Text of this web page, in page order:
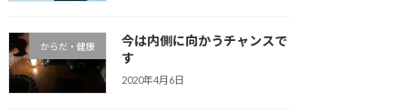
からだ・健康
今は内側に向かうチャンスで
す
2020年4月6日